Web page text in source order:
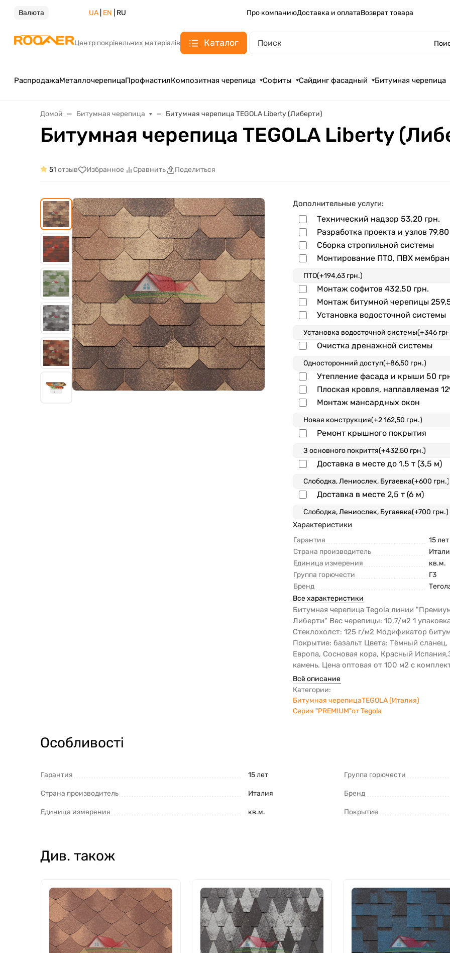
Валюта UA| EN | RU Про компаниюДоставка и оплатаВозврат товара
Центр покрівельних матеріалів Каталог
РаспродажаМеталлочерепицаПрофнастилКомпозитная черепица Софиты Сайдинг фасадный Битумная черепица
Домой Битумная черепица Битумная черепица TEGOLA Liberty (Либерти)
Битумная черепица TEGOLA Liberty
51 отзыв Избранное Сравнить Поделиться
Дополнительные услуги:
Технический надзор53,20 грн.
Разработка проекта и узлов
Сборка стропильной системы
Монтирование ПТО, ПВХ
Монтаж софитов432,50 грн.
Монтаж битумной черепицы
Установка водосточной системы
Очистка дренажной системы
Утепление фасада и крыши50
Плоская кровля, наплавляемая
Монтаж мансардных окон
Ремонт крышного покрытия
Доставка в месте до 1,5 т (3,5 м)
Доставка в месте 2,5 т (6 м)
Характеристики
Гарантия
15 лет
Страна производитель
Единица измерения
кв.м.
Группа горючести
Г3
Бренд
Все характеристики
Битумная черепица Tegola линии
Либерти" Вес черепицы: 10,7/м2 1
Стеклохолст: 125 г/м2 Модификатор
Покрытие: базальт Цвета: Тёмный
Европа, Сосновая кора, Красный
камень. Цена оптовая от 100 м2 с
Всё описание
Категории:
Битумная черепицаTEGOLA (Италия)
Серия "PREMIUM"от Tegola
Особливості
Гарантия 15 лет
Страна производитель Италия
Единица измерения кв.м.
Группа горючести
Бренд
Покрытие
Див. також